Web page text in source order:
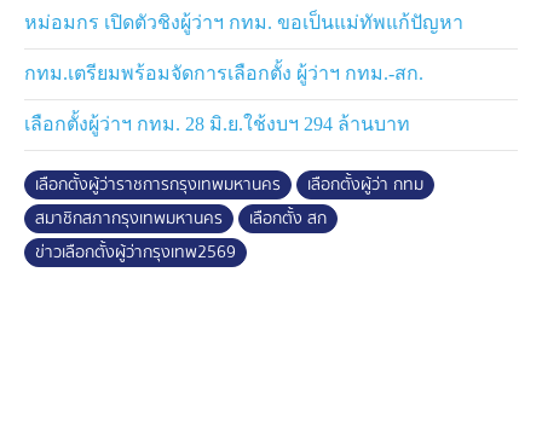
หม่อมกร เปิดตัวชิงผู้ว่าฯ กทม. ขอเป็นแม่ทัพแก้ปัญหา
กทม.เตรียมพร้อมจัดการเลือกตั้ง ผู้ว่าฯ กทม.-สก.
เลือกตั้งผู้ว่าฯ กทม. 28 มิ.ย.ใช้งบฯ 294 ล้านบาท
เลือกตั้งผู้ว่าราชการกรุงเทพมหานคร
เลือกตั้งผู้ว่า กทม
สมาชิกสภากรุงเทพมหานคร
เลือกตั้ง สก
ข่าวเลือกตั้งผู้ว่ากรุงเทพ2569